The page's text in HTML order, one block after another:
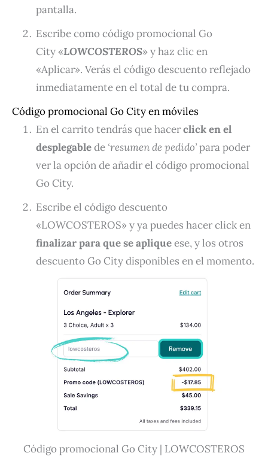
pantalla.
Escribe como código promocional Go
City «LOWCOSTEROS» y haz clic en
«Aplicar». Verás el código descuento reflejado
inmediatamente en el total de tu compra.
Código promocional Go City en móviles
En el carrito tendrás que hacerclick en el
desplegablede ‘resumen de pedido’para poder
ver la opción de añadir el código promocional
Go City.
Escribe el código descuento
«LOWCOSTEROS» y ya puedes hacer click en
finalizar para que se apliqueese, y los otros
descuento Go City disponibles en el momento.
Código promocional Go City | LOWCOSTEROS